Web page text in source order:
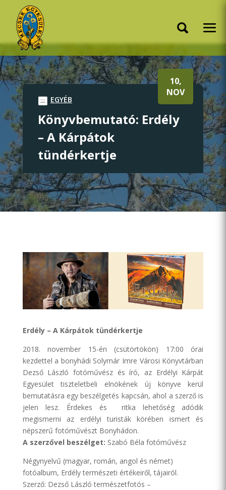
10,
NOV
EGYÉB
Könyvbemutató: Erdély
– A Kárpátok
tündérkertje
Erdély – A Kárpátok tündérkertje
2018. november 15-én (csütörtökön) 17:00 órai
kezdettel a bonyhádi Solymár Imre Városi Könyvtárban
Dezső László fotóművész és író, az Erdélyi Kárpát
Egyesület tiszteletbeli elnökének új könyve kerül
bemutatásra egy beszélgetés kapcsán, ahol a szerző is
jelen lesz. Érdekes és ritka lehetőség adódik
megismerni az erdélyi turisták körében ismert és
népszerű fotóművészt Bonyhádon.
A szerzővel beszélget: Szabó Béla fotóművész
Négynyelvű (magyar, román, angol és német)
fotóalbum, Erdély természeti értékeiről, tájairól.
Szerző: Dezső László természetfotós –